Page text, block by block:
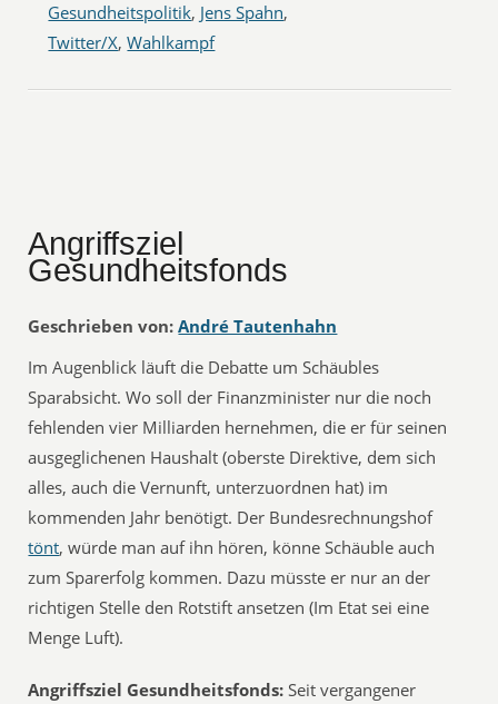
Gesundheitspolitik, Jens Spahn,
Twitter/X,Wahlkampf
Angriffsziel
Gesundheitsfonds
Geschrieben von: André Tautenhahn
Im Augenblick läuft die Debatte um Schäubles
Sparabsicht. Wo soll der Finanzminister nur die noch
fehlenden vier Milliarden hernehmen, die er für seinen
ausgeglichenen Haushalt (oberste Direktive, dem sich
alles, auch die Vernunft, unterzuordnen hat) im
kommenden Jahr benötigt. Der Bundesrechnungshof
tönt, würde man auf ihn hören, könne Schäuble auch
zum Sparerfolg kommen. Dazu müsste er nur an der
richtigen Stelle den Rotstift ansetzen (Im Etat sei eine
Menge Luft).
Angriffsziel Gesundheitsfonds:Seit vergangener